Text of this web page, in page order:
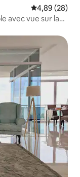
Note
4,89 (28)
avec vue sur la